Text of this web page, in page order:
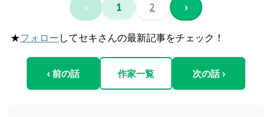
‹ 1 2 ›
★フォロー してセキさんの最新記事をチェック！
‹ 前の話 作家一覧 次の話 ›